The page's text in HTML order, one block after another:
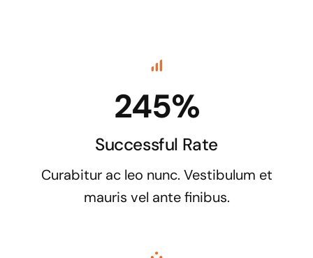
245%
Successful Rate
Curabitur ac leo nunc. Vestibulum et
mauris vel ante finibus.